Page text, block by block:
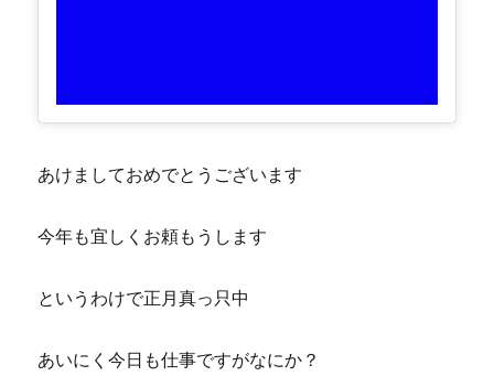
あけましておめでとうございます
今年も宜しくお頼もうします
というわけで正月真っ只中
あいにく今日も仕事ですがなにか？